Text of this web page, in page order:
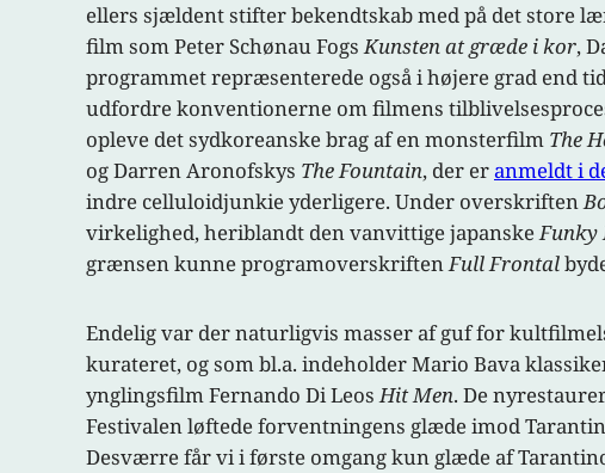
ellers sjældent stifter bekendtskab med på det store
film som Peter Schønau FogsKunsten at græde i kor,
programmet repræsenterede også i højere grad end
udfordre konventionerne om filmens
opleve det sydkoreanske brag af en monsterfilm The
og Darren Aronofskys The Fountain, der eranmeldt i
indre celluloidjunkie yderligere. Under overskriften
virkelighed, heriblandt den vanvittige japanskeFunky
grænsen kunne programoverskriftenFull Frontal
Endelig var der naturligvis masser af guf for
kurateret, og som bl.a. indeholder Mario Bava
ynglingsfilm Fernando Di LeosHit Men. De
Festivalen løftede forventningens glæde imod
Desværre får vi i første omgang kun glæde af